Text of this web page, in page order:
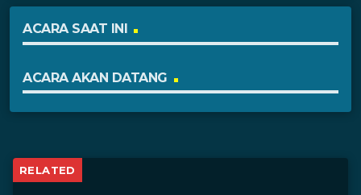
ACARA SAAT INI
ACARA AKAN DATANG
RELATED